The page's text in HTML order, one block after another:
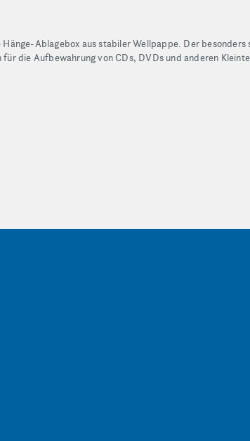
Ablagebox aus stabiler Wellpappe. Der
die Aufbewahrung von CDs, DVDs und anderen